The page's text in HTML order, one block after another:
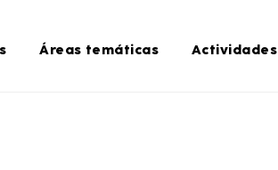
Áreas temáticas Actividades